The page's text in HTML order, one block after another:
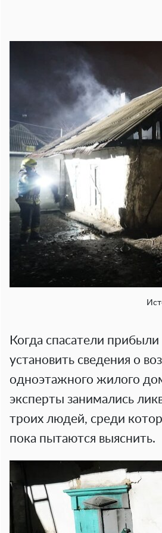
Когда спасатели
установить сведения о
одноэтажного жилого
эксперты занимались
троих людей, среди
пока пытаются выяснить.